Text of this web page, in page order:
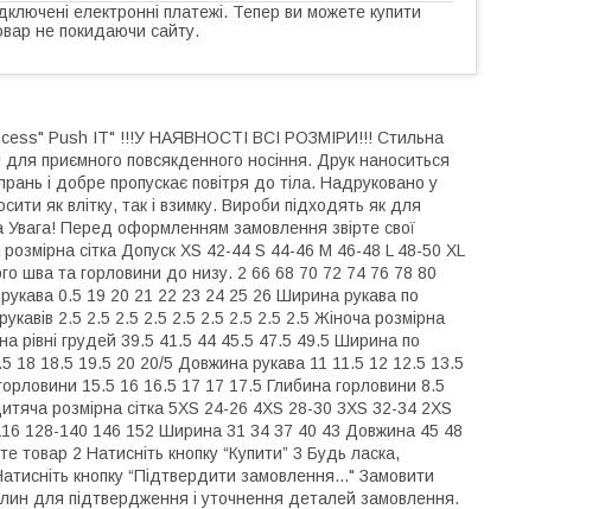
електронні платежі. Тепер ви можете купити
не покидаючи сайту.
Push IT" !!!У НАЯВНОСТІ ВСІ РОЗМІРИ!!! Стильна
приємного повсякденного носіння. Друк наноситься
і добре пропускає повітря до тіла. Надруковано у
як влітку, так і взимку. Вироби підходять як для
Увага! Перед оформленням замовлення звірте свої
сітка Допуск XS 42-44 S 44-46 M 46-48 L 48-50 XL
шва та горловини до низу. 2 66 68 70 72 74 76 78 80
0.5 19 20 21 22 23 24 25 26 Ширина рукава по
2.5 2.5 2.5 2.5 2.5 2.5 2.5 2.5 2.5 Жіноча розмірна
рівні грудей 39.5 41.5 44 45.5 47.5 49.5 Ширина по
18 18.5 19.5 20 20/5 Довжина рукава 11 11.5 12 12.5 13.5
15.5 16 16.5 17 17 17.5 Глибина горловини 8.5
розмірна сітка 5XS 24-26 4XS 28-30 3XS 32-34 2XS
128-140 146 152 Ширина 31 34 37 40 43 Довжина 45 48
2 Натисніть кнопку “Купити” 3 Будь ласка,
кнопку “Підтвердити замовлення..." Замовити
для підтвердження і уточнення деталей замовлення.